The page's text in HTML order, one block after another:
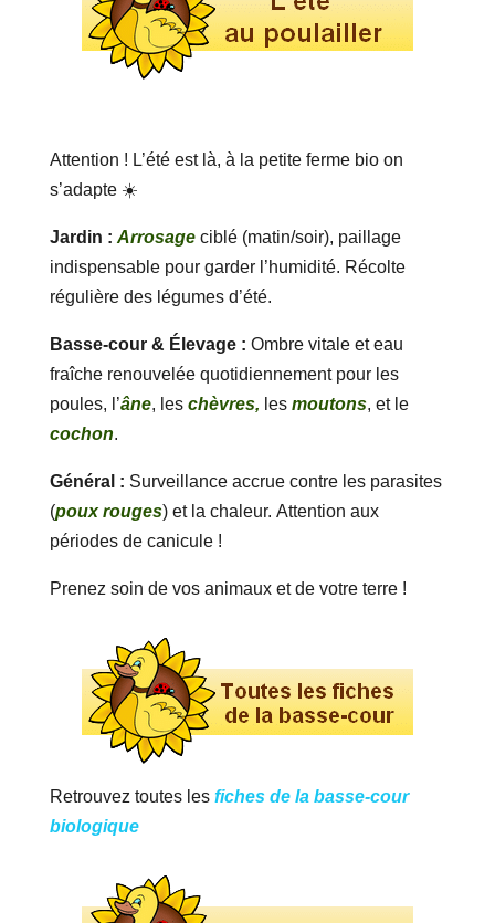
Attention ! L’été est là, à la petite ferme bio on
s’adapte ☀️
Jardin : Arrosageciblé (matin/soir), paillage
indispensable pour garder l’humidité. Récolte
régulière des légumes d’été.
Basse-cour & Élevage : Ombre vitale et eau
fraîche renouvelée quotidiennement pour les
poules, l’âne, les chèvres, les moutons, et le
cochon.
Général : Surveillance accrue contre les parasites
(poux rouges) et la chaleur. Attention aux
périodes de canicule !
Prenez soin de vos animaux et de votre terre !
Retrouvez toutes les fiches de la basse-cour
biologique